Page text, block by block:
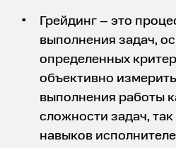
Грейдинг – это
выполнения задач,
определенных
объективно
выполнения работы
сложности задач, так
навыков